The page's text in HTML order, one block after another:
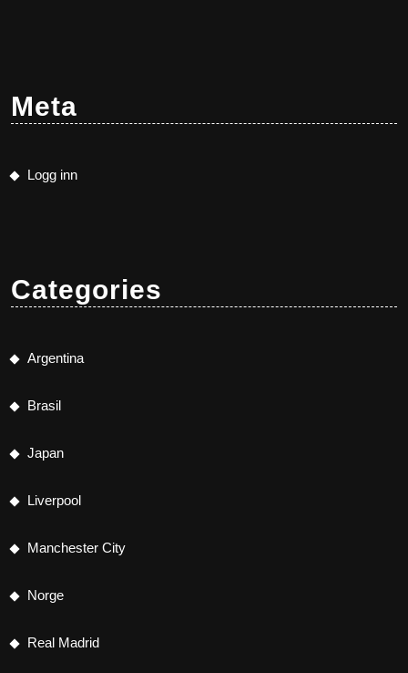
Meta
Logg inn
Categories
Argentina
Brasil
Japan
Liverpool
Manchester City
Norge
Real Madrid